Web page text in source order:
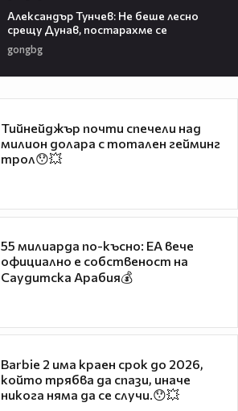
Александър Тунчев: Не беше лесно
срещу Дунав, постарахме се
gongbg
Тийнейджър почти спечели над
милион долара с тотален гейминг
трол😯💥
55 милиарда по-късно: EA вече
официално е собственост на
Саудитска Арабия💰
Barbie 2 има краен срок до 2026,
който трябва да спази, иначе
никога няма да се случи.😯💥